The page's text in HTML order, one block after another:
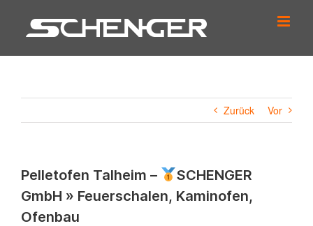
springen
Zurück Vor
Pelletofen Talheim –
SCHENGER
GmbH » Feuerschalen, Kaminofen,
Ofenbau